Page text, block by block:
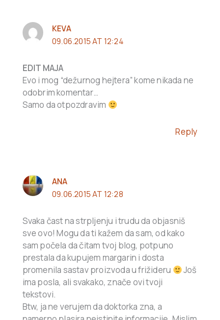
KEVA
09.06.2015 AT 12:24
EDIT MAJA
Evo i mog “dežurnog hejtera” kome nikada ne
odobrim komentar…
Samo da otpozdravim
Reply
ANA
09.06.2015 AT 12:28
Svaka čast na strpljenju i trudu da objasniš
sve ovo! Mogu da ti kažem da sam, od kako
sam počela da čitam tvoj blog, potpuno
prestala da kupujem margarin i dosta
promenila sastav proizvoda u frižideru
Još
ima posla, ali svakako, znače ovi tvoji
tekstovi.
Btw, ja ne verujem da doktorka zna, a